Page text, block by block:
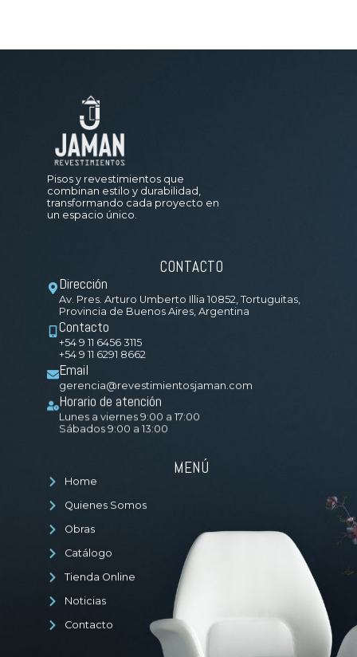
Pisos y revestimientos que
combinan estilo y durabilidad,
transformando cada proyecto en
un espacio único.
CONTACTO
Dirección
Av. Pres. Arturo Umberto Illia 10852, Tortuguitas,
Provincia de Buenos Aires, Argentina
Contacto
+54 9 11 6456 3115
+54 9 11 6291 8662
Email
gerencia@revestimientosjaman.com
Horario de atención
Lunes a viernes 9:00 a 17:00
Sábados 9:00 a 13:00
MENÚ
Home
Quienes Somos
Obras
Catálogo
Tienda Online
Noticias
Contacto